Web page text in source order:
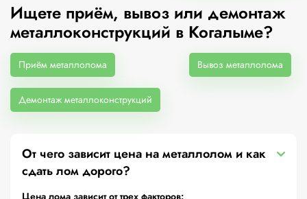
Ищете приём, вывоз или демонтаж
металлоконструкций в Когалыме?
Приём металлолома Вывоз металлолома
Демонтаж металлоконструкций
От чего зависит цена на металлолом и как
сдать лом дорого?
Цена лома зависит от трех факторов: